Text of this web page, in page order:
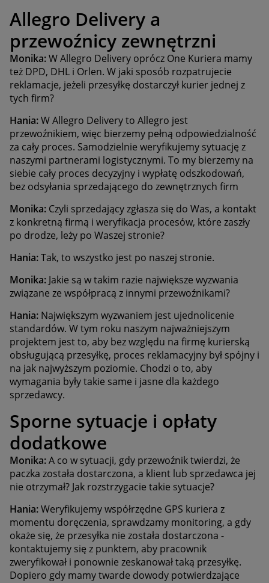
Allegro Delivery a
przewoźnicy zewnętrzni
Monika:W Allegro Delivery oprócz One Kuriera mamy
też DPD, DHL i Orlen. W jaki sposób rozpatrujecie
reklamacje, jeżeli przesyłkę dostarczył kurier jednej z
tych firm?
Hania:W Allegro Delivery to Allegro jest
przewoźnikiem, więc bierzemy pełną odpowiedzialność
za cały proces. Samodzielnie weryfikujemy sytuację z
naszymi partnerami logistycznymi. To my bierzemy na
siebie cały proces decyzyjny i wypłatę odszkodowań,
bez odsyłania sprzedającego do zewnętrznych firm
Monika: Czyli sprzedający zgłasza się do Was, a kontakt
z konkretną firmą i weryfikacja procesów, które zaszły
po drodze, leży po Waszej stronie?
Hania:Tak, to wszystko jest po naszej stronie.
Monika: Jakie są w takim razie największe wyzwania
związane ze współpracą z innymi przewoźnikami?
Hania: Największym wyzwaniem jest ujednolicenie
standardów. W tym roku naszym najważniejszym
projektem jest to, aby bez względu na firmę kurierską
obsługującą przesyłkę, proces reklamacyjny był spójny i
na jak najwyższym poziomie. Chodzi o to, aby
wymagania były takie same i jasne dla każdego
sprzedawcy.
Sporne sytuacje i opłaty
dodatkowe
Monika:A co w sytuacji, gdy przewoźnik twierdzi, że
paczka została dostarczona, a klient lub sprzedawca jej
nie otrzymał? Jak rozstrzygacie takie sytuacje?
Hania:Weryfikujemy współrzędne GPS kuriera z
momentu doręczenia, sprawdzamy monitoring, a gdy
okaże się, że przesyłka nie została dostarczona -
kontaktujemy się z punktem, aby pracownik
zweryfikował i ponownie zeskanował taką przesyłkę.
Dopiero gdy mamy twarde dowody potwierdzające